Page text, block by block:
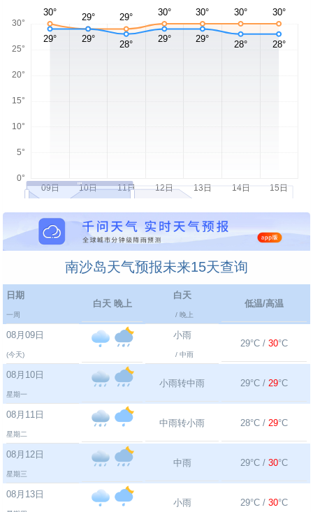
南沙岛天气预报未来15天查询
日期
一周
白天 晚上
白天
/ 晚上
低温/高温
08月09日
(今天)
小雨
/ 中雨
29°C / 30°C
08月10日
星期一
小雨转中雨 29°C / 29°C
08月11日
星期二
中雨转小雨 28°C / 29°C
08月12日
星期三
中雨 29°C / 30°C
08月13日
小雨 29°C / 30°C